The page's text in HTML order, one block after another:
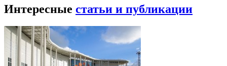
Интересные статьи и публикации